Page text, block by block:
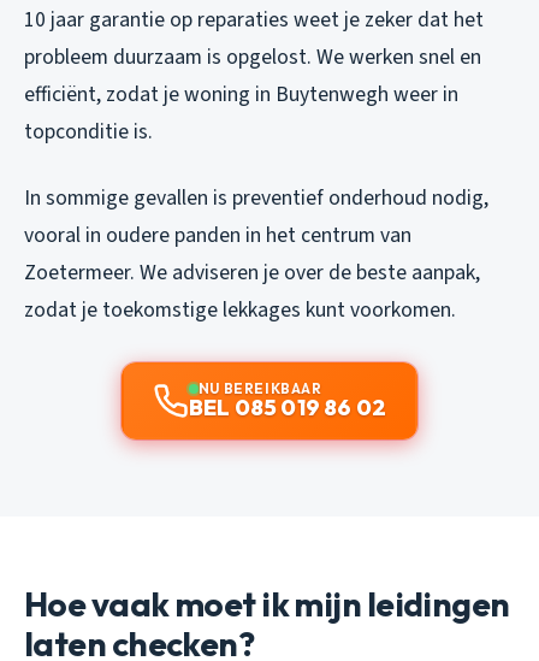
10 jaar garantie op reparaties weet je zeker dat het
probleem duurzaam is opgelost. We werken snel en
efficiënt, zodat je woning in Buytenwegh weer in
topconditie is.
In sommige gevallen is preventief onderhoud nodig,
vooral in oudere panden in het centrum van
Zoetermeer. We adviseren je over de beste aanpak,
zodat je toekomstige lekkages kunt voorkomen.
NU BEREIKBAAR
BEL 085 019 86 02
Hoe vaak moet ik mijn leidingen
laten checken?